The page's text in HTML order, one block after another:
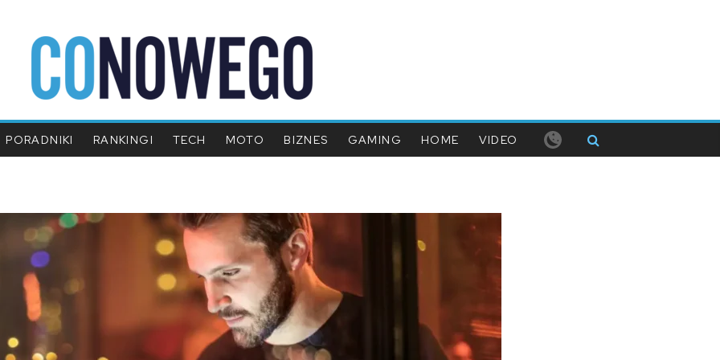
PORADNIKI RANKINGI TECH MOTO BIZNES GAMING HOME VIDEO